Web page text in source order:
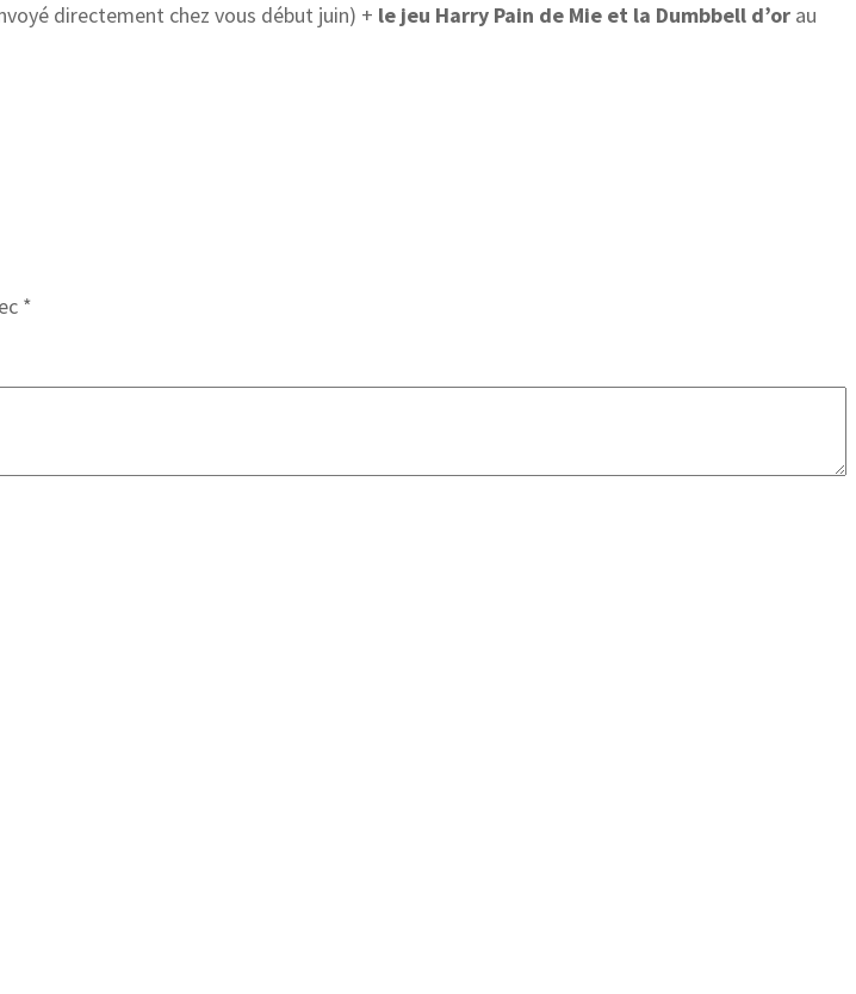
directement chez vous début juin) + le jeu Harry Pain de Mie et la Dumbbell d’or au
*